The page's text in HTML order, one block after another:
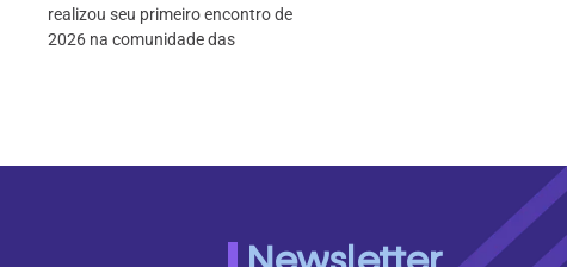
realizou seu primeiro encontro de
2026 na comunidade das